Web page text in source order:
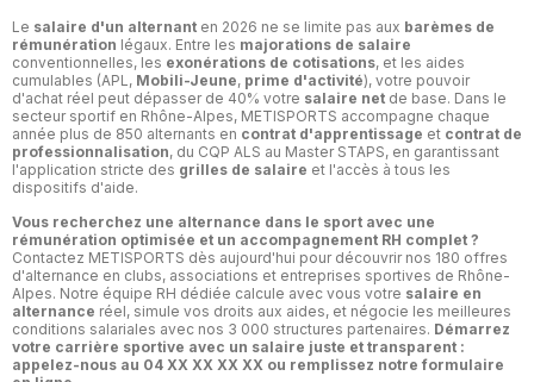
Le salaire d'un alternant en 2026 ne se limite pas aux barèmes de
rémunération légaux. Entre les majorations de salaire
conventionnelles, les exonérations de cotisations, et les aides
cumulables (APL, Mobili-Jeune, prime d'activité), votre pouvoir
d'achat réel peut dépasser de 40% votre salaire net de base. Dans le
secteur sportif en Rhône-Alpes, METISPORTS accompagne chaque
année plus de 850 alternants en contrat d'apprentissage et contrat de
professionnalisation, du CQP ALS au Master STAPS, en garantissant
l'application stricte des grilles de salaire et l'accès à tous les
dispositifs d'aide.
Vous recherchez une alternance dans le sport avec une
rémunération optimisée et un accompagnement RH complet ?
Contactez METISPORTS dès aujourd'hui pour découvrir nos 180 offres
d'alternance en clubs, associations et entreprises sportives de Rhône-
Alpes. Notre équipe RH dédiée calcule avec vous votre salaire en
alternance réel, simule vos droits aux aides, et négocie les meilleures
conditions salariales avec nos 3 000 structures partenaires. Démarrez
votre carrière sportive avec un salaire juste et transparent :
appelez-nous au 04 XX XX XX XX ou remplissez notre formulaire